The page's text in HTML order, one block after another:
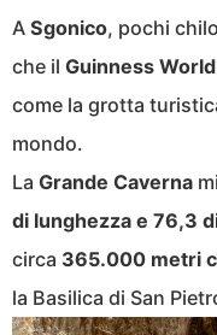
A Sgonico, pochi
che il Guinness
come la grotta
mondo.
La Grande Caverna
di lunghezza e 76,3
circa 365.000 metri
la Basilica di San